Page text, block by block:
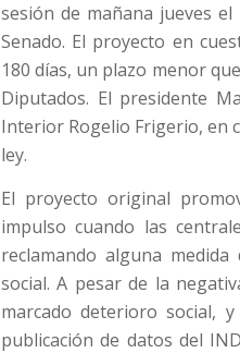
sesión de mañana jueves
Senado. El proyecto en
180 días, un plazo menor
Diputados. El presidente
Interior Rogelio Frigerio, en
ley.
El proyecto original
impulso cuando las
reclamando alguna
social. A pesar de la
marcado deterioro social,
publicación de datos del